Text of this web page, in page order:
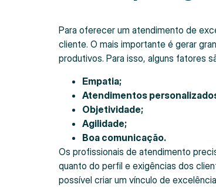
Para oferecer um atendimento de
cliente. O mais importante é gerar
produtivos. Para isso, alguns fatores
Empatia;
Atendimentos
Objetividade;
Agilidade;
Boa comunicação.
Os profissionais de atendimento
quanto do perfil e exigências dos
possível criar um vínculo de